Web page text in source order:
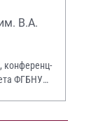
В.А.
конференц-
ФГБНУ